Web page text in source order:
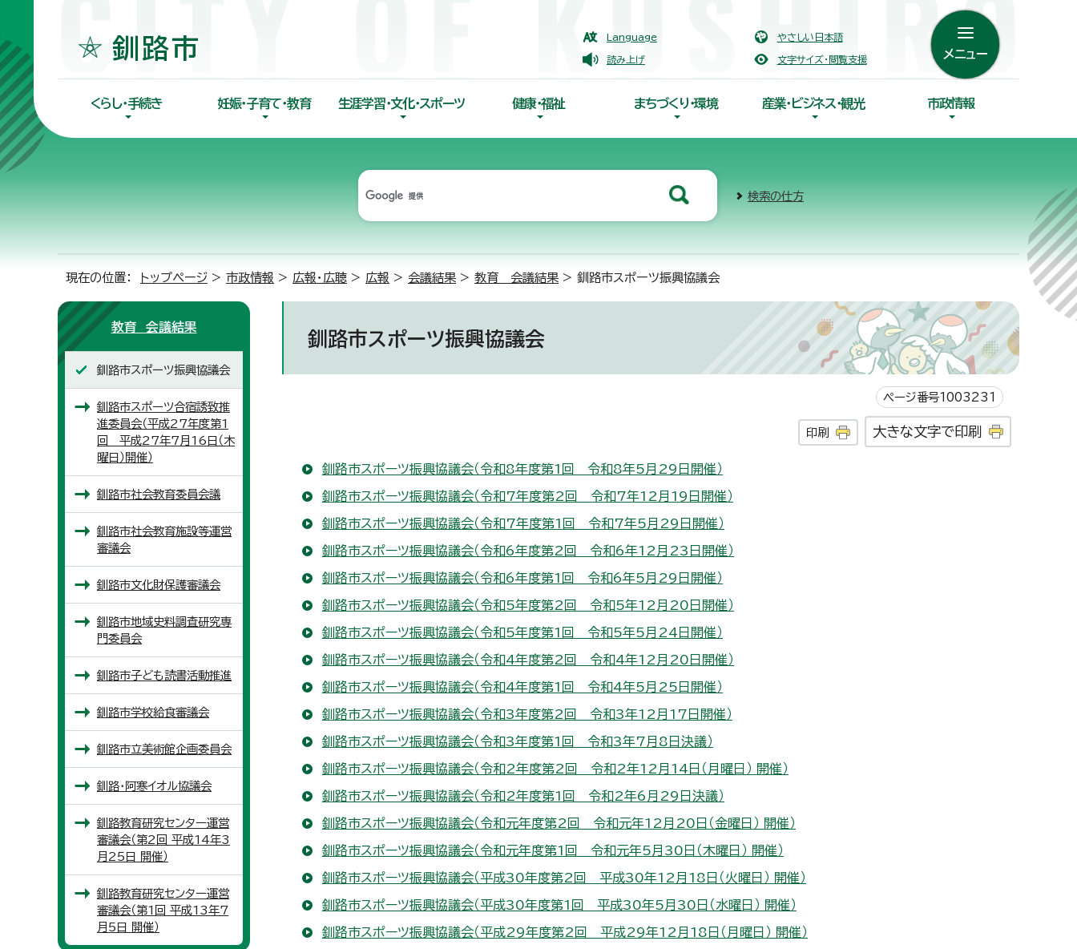
Language やさしい日本語
読み上げ 文字サイズ・閲覧支援 メニュー
くらし・手続き 妊娠・子育て・教育 生涯学習・文化・スポーツ 健康・福祉 まちづくり・環境 産業・ビジネス・観光 市政情報
検索の仕方
現在の位置： トップページ > 市政情報 > 広報・広聴 > 広報 > 会議結果 > 教育 会議結果 > 釧路市スポーツ振興協議会
釧路市スポーツ振興協議会
ページ番号1003231
印刷 大きな文字で印刷
釧路市スポーツ振興協議会（令和8年度第1回 令和8年5月29日開催）
釧路市スポーツ振興協議会（令和7年度第2回 令和7年12月19日開催）
釧路市スポーツ振興協議会（令和7年度第1回 令和7年5月29日開催）
釧路市スポーツ振興協議会（令和6年度第2回 令和6年12月23日開催）
釧路市スポーツ振興協議会（令和6年度第1回 令和6年5月29日開催）
釧路市スポーツ振興協議会（令和5年度第2回 令和5年12月20日開催）
釧路市スポーツ振興協議会（令和5年度第1回 令和5年5月24日開催）
釧路市スポーツ振興協議会（令和4年度第2回 令和4年12月20日開催）
釧路市スポーツ振興協議会（令和4年度第1回 令和4年5月25日開催）
釧路市スポーツ振興協議会（令和3年度第2回 令和3年12月17日開催）
釧路市スポーツ振興協議会（令和3年度第1回 令和3年7月8日決議）
釧路市スポーツ振興協議会（令和2年度第2回 令和2年12月14日（月曜日） 開催）
釧路市スポーツ振興協議会（令和2年度第1回 令和2年6月29日決議）
釧路市スポーツ振興協議会（令和元年度第2回 令和元年12月20日（金曜日） 開催）
釧路市スポーツ振興協議会（令和元年度第1回 令和元年5月30日（木曜日） 開催）
釧路市スポーツ振興協議会（平成30年度第2回 平成30年12月18日（火曜日） 開催）
釧路市スポーツ振興協議会（平成30年度第1回 平成30年5月30日（水曜日） 開催）
釧路市スポーツ振興協議会（平成29年度第2回 平成29年12月18日（月曜日） 開催）
教育 会議結果
釧路市スポーツ振興協議会
釧路市スポーツ合宿誘致推
進委員会（平成27年度第1
回 平成27年7月16日（木
曜日）開催）
釧路市社会教育委員会議
釧路市社会教育施設等運営
審議会
釧路市文化財保護審議会
釧路市地域史料調査研究専
門委員会
釧路市子ども読書活動推進
釧路市学校給食審議会
釧路市立美術館企画委員会
釧路・阿寒イオル協議会
釧路教育研究センター運営
審議会（第2回 平成14年3
月25日 開催）
釧路教育研究センター運営
審議会（第1回 平成13年7
月5日 開催）